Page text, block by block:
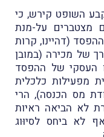
השופט קירש, כי
מצטברים על-מנת
(דהיינו, קרות
של מכירה (במובן
העסקי של ההפסד
מפעילות כלכלית
מס הכנסה), הרי
לא הביאה ראיות
לא ביחס לסיוּוג